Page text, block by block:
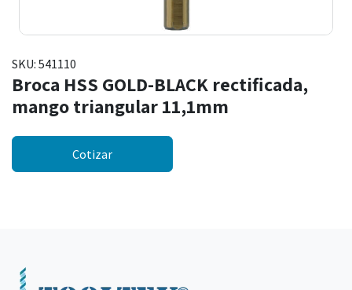
SKU: 541110
Broca HSS GOLD-BLACK rectificada,
mango triangular 11,1mm
Cotizar